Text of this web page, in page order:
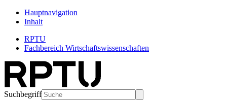
Hauptnavigation
Inhalt
RPTU
Fachbereich Wirtschaftswissenschaften
Suchbegriff